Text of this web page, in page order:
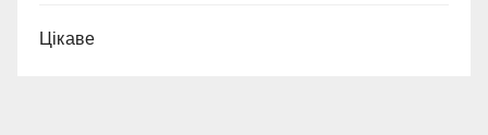
Цікаве